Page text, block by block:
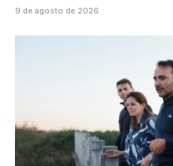
9 de agosto de 2026